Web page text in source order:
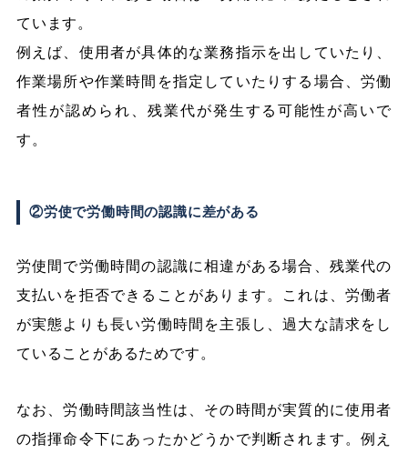
ています。
例えば、使用者が具体的な業務指示を出していたり、
作業場所や作業時間を指定していたりする場合、労働
者性が認められ、残業代が発生する可能性が高いで
す。
②労使で労働時間の認識に差がある
労使間で労働時間の認識に相違がある場合、残業代の
支払いを拒否できることがあります。これは、労働者
が実態よりも長い労働時間を主張し、過大な請求をし
ていることがあるためです。
なお、労働時間該当性は、その時間が実質的に使用者
の指揮命令下にあったかどうかで判断されます。例え